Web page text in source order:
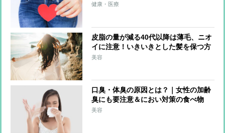
薬
健康・医療
皮脂の量が減る40代以降は薄毛、ニオ
イに注意！いきいきとした髪を保つ方
法は？
美容
口臭・体臭の原因とは？｜女性の加齢
臭にも要注意＆におい対策の食べ物
美容